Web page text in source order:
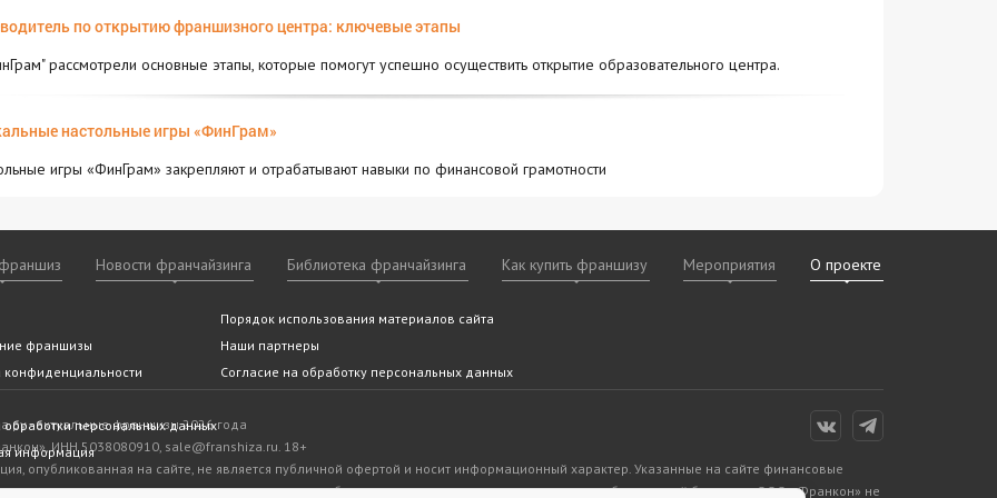
по открытию франшизного центра: ключевые этапы
рассмотрели основные этапы, которые помогут успешно осуществить открытие образовательного центра.
настольные игры «ФинГрам»
игры «ФинГрам» закрепляют и отрабатывают навыки по финансовой грамотности
По алфавиту По городам
Новости франчайзинга
Новости
Библиотека франчайзинга
Статьи и аналитика
franshiza.ru в СМИ
Отзывы о франшизах
Как купить франшизу
ли Вам франчайзинг
франшизы
Помощь эксперта
(подобрать франшизу)
Часто задаваемые
Мероприятия
мероприятия
О проекте
франшизы
конфиденциальности
Порядок использования материалов сайта
Наши партнеры
Согласие на обработку персональных данных
обработки персональных данных
информация
- актуальные франшизы 2026 года
ИНН 5038080910, sale@franshiza.ru. 18+
опубликованная на сайте, не является публичной офертой и носит информационный характер. Указанные на сайте финансовые
являются оценочными и предоставляются правообладателями или представителями правообладателей бизнесов. ООО «Франкон» не